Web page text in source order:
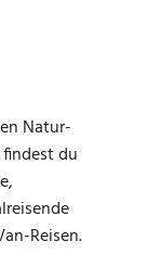
Natur-
du
Reisen.